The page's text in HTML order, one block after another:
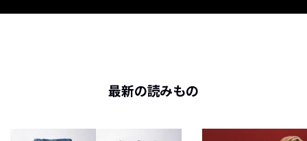
最新の読みもの